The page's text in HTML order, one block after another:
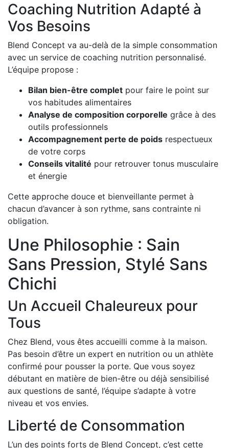
Coaching Nutrition Adapté à
Vos Besoins
Blend Concept va au-delà de la simple consommation
avec un service de coaching nutrition personnalisé.
L’équipe propose :
Bilan bien-être complet pour faire le point sur
vos habitudes alimentaires
Analyse de composition corporelle grâce à des
outils professionnels
Accompagnement perte de poids respectueux
de votre corps
Conseils vitalité pour retrouver tonus musculaire
et énergie
Cette approche douce et bienveillante permet à
chacun d’avancer à son rythme, sans contrainte ni
obligation.
Une Philosophie : Sain
Sans Pression, Stylé Sans
Chichi
Un Accueil Chaleureux pour
Tous
Chez Blend, vous êtes accueilli comme à la maison.
Pas besoin d’être un expert en nutrition ou un athlète
confirmé pour pousser la porte. Que vous soyez
débutant en matière de bien-être ou déjà sensibilisé
aux questions de santé, l’équipe s’adapte à votre
niveau et vos envies.
Liberté de Consommation
L’un des points forts de Blend Concept, c’est cette